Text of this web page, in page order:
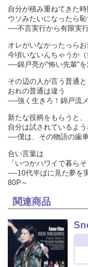
自分が積み重ねてきた
ウソみたいになったら
—-不言実行から有限実
オレがいなかったっらお
今頃いないんちゃうか（
—-錦戸亮が“怖い先輩”
その辺の人が言う普通と
おれの普通は違う
—-強く生きろ！錦戸流
新たな役柄をもらうと、
自分は試されているよ
—-僕は、その物語の歯
合い言葉は
「いつかハワイで暮らそ
—-10代半ばに見た夢を
80P～
関連商品